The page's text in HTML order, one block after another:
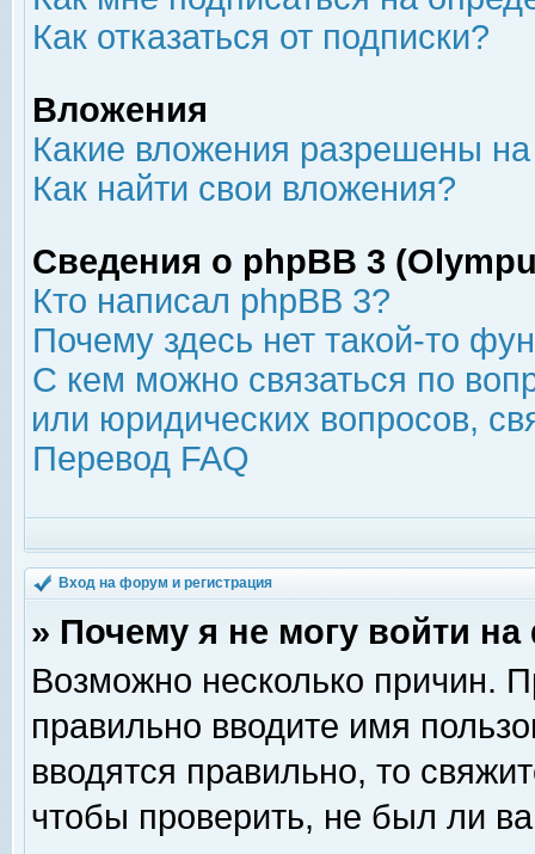
Как отказаться от подписки?
Вложения
Какие вложения разрешены
Как найти свои вложения?
Сведения о phpBB 3
Кто написал phpBB 3?
Почему здесь нет такой-то
С кем можно связаться по
или юридических вопросов,
Перевод FAQ
Вход на форум и регистрация
» Почему я не могу войти
Возможно несколько причин.
правильно вводите имя
вводятся правильно, то
чтобы проверить, не был ли